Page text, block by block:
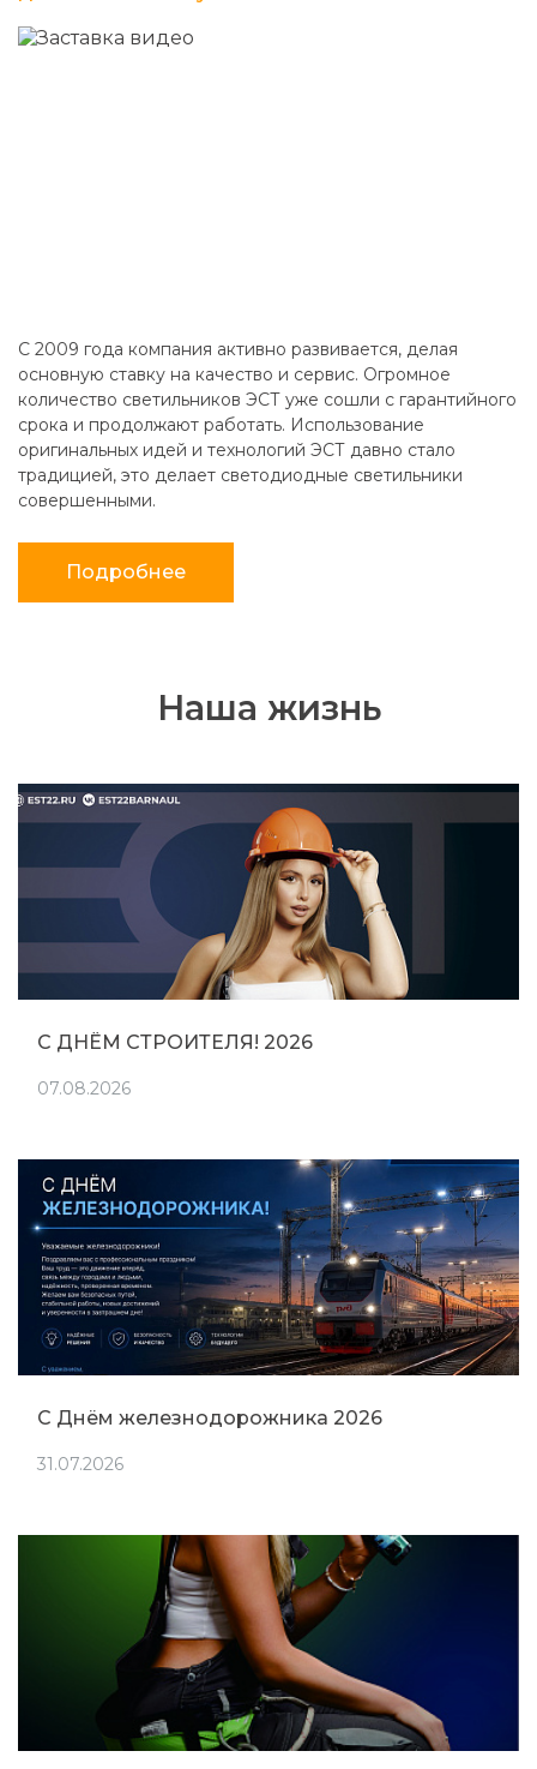
C 2009 года компания активно развивается, делая
основную ставку на качество и сервис. Огромное
количество светильников ЭСТ уже сошли с гарантийного
срока и продолжают работать. Использование
оригинальных идей и технологий ЭСТ давно стало
традицией, это делает светодиодные светильники
совершенными.
Подробнее
Наша жизнь
С ДНЁМ СТРОИТЕЛЯ! 2026
07.08.2026
С Днём железнодорожника 2026
31.07.2026